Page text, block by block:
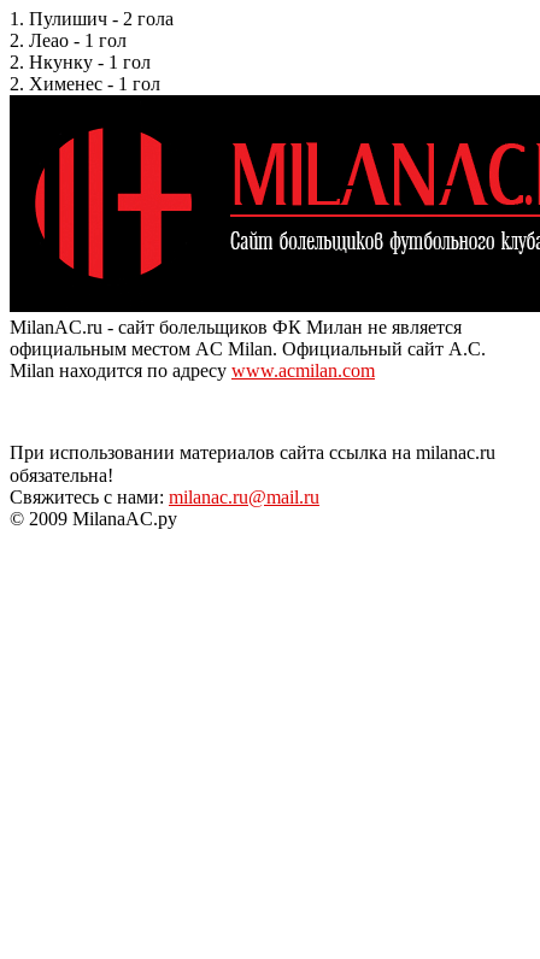
1. Пулишич - 2 гола
2. Леао - 1 гол
2. Нкунку - 1 гол
2. Хименес - 1 гол
MilanAC.ru - сайт болельщиков ФК Милан не является
официальным местом AC Milan. Официальный сайт A.C.
Milan находится по адресу www.acmilan.com
При использовании материалов сайта ссылка на milanac.ru
обязательна!
Свяжитесь с нами: milanac.ru@mail.ru
© 2009 MilanaAC.ру